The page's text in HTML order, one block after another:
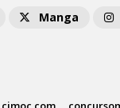
Manga